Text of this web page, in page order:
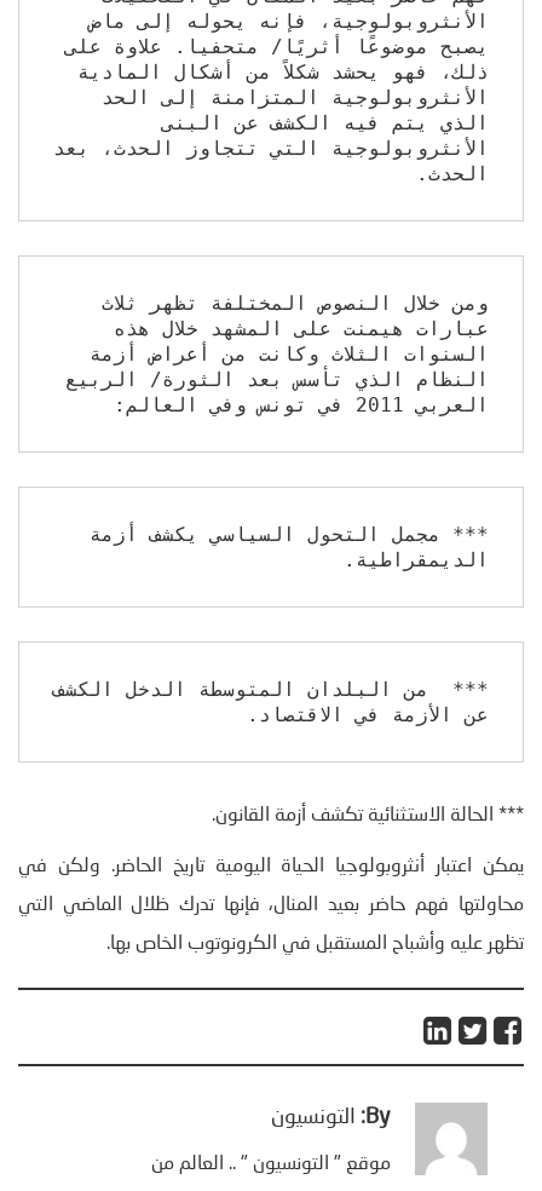
الأنثروبولوجية، فإنه يحوله إلى ماض
يصبح موضوعًا أثريًا/ متحفيا. علاوة على
الذي يتم فيه الكشف عن البنى
الحدث.
العربي 2011 في تونس وفي العالم:
الديمقراطية.
***  من البلدان المتوسطة الدخل الكشف
عن الأزمة في الاقتصاد.
*** الحالة الاستثنائية تكشف أزمة القانون.
يمكن اعتبار أنثروبولوجيا الحياة اليومية تاريخ الحاضر. ولكن في
محاولتها فهم حاضر بعيد المنال، فإنها تدرك ظلال الماضي التي
تظهر عليه وأشباح المستقبل في الكرونوتوب الخاص بها.
By: التونسيون
موقع " التونسيون " .. العالم من